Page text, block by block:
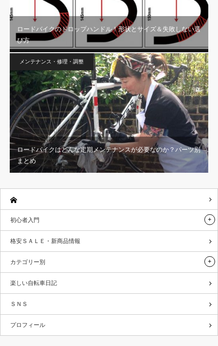
ロードバイクのドロップハンドル！形状とサイズ＆失敗しない選
び方
メンテナンス・修理・調整
ロードバイクはどんな定期メンテナンスが必要なのか？パーツ別
まとめ
初心者入門
格安ＳＡＬＥ・新商品情報
カテゴリー別
楽しい自転車日記
ＳＮＳ
プロフィール